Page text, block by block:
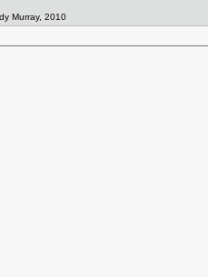
Murray, 2010